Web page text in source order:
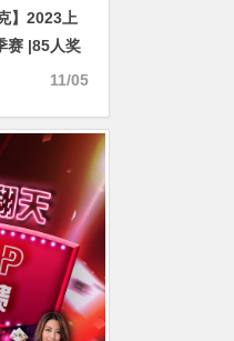
】2023上
赛 |85人奖
王言遗憾成
11/05